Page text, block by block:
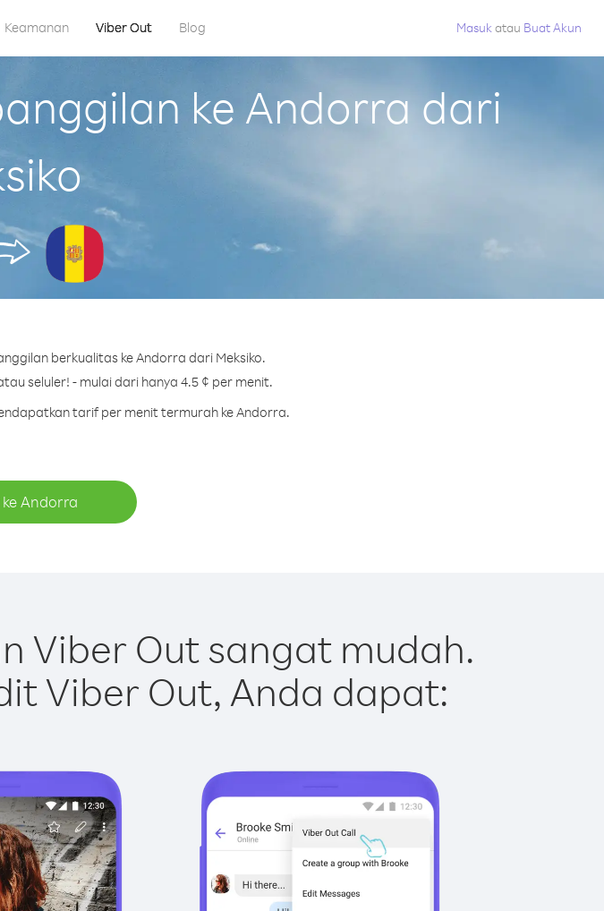
Keamanan Viber Out Blog Masuk atau Buat Akun
ke Andorra dari
berkualitas ke Andorra dari Meksiko.
seluler! - mulai dari hanya 4.5 ¢ per menit.
tarif per menit termurah ke Andorra.
Andorra
Viber Out sangat mudah.
Viber Out, Anda dapat: